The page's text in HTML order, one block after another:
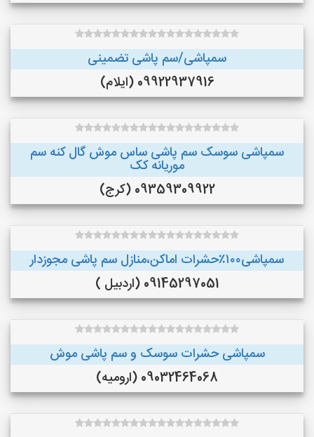
سمپاشی/سم پاشی تضمینی
09922937916 (ایلام)
سمپاشی سوسک سم پاشی ساس موش گال کنه سم
موریانه کک
09359309922 (کرج)
سمپاشی۱۰۰٪حشرات اماکن،منازل سم پاشی مجوزدار
09145297051 (اردبیل )
سمپاشی حشرات سوسک و سم پاشی موش
09032464068 (ارومیه)